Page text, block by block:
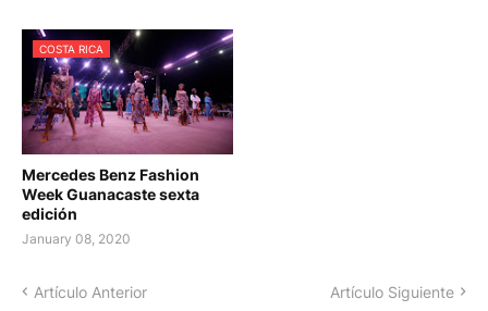
COSTA RICA
Mercedes Benz Fashion
Week Guanacaste sexta
edición
January 08, 2020
Artículo Anterior Artículo Siguiente